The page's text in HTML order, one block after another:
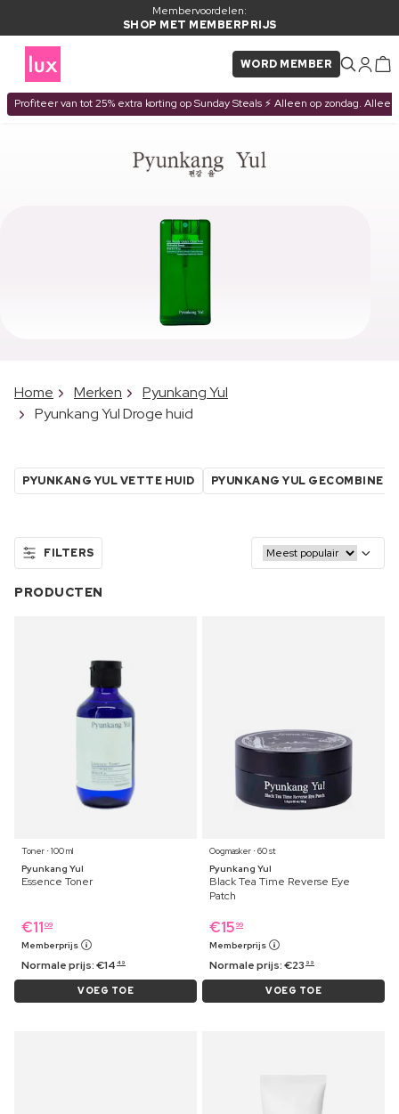
Membervoordelen:
SHOP MET MEMBERPRIJS
WORD MEMBER
Profiteer van tot 25% extra korting op Sunday Steals ⚡ Alleen op zondag.
Home Merken
Pyunkang Yul
Pyunkang Yul Droge huid
PYUNKANG YUL VETTE HUID PYUNKANG YUL
FILTERS
PRODUCTEN
Toner ⋅ 100 ml
Pyunkang Yul
Essence Toner
€11 09
Memberprijs
Normale prijs:€14 49
VOEG TOE
Oogmasker ⋅ 60 st
Pyunkang Yul
Black Tea Time Reverse Eye
Patch
€15 99
Memberprijs
Normale prijs:€23 99
VOEG TOE